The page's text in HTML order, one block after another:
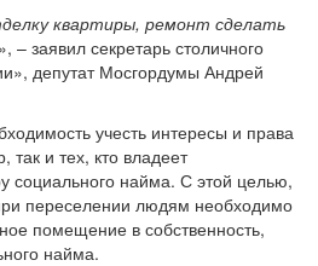
квартиры, ремонт сделать
», – заявил секретарь столичного
депутат Мосгордумы Андрей
учесть интересы и права
так и тех, кто владеет
социального найма. С этой целью,
переселении людям необходимо
помещение в собственность,
найма.